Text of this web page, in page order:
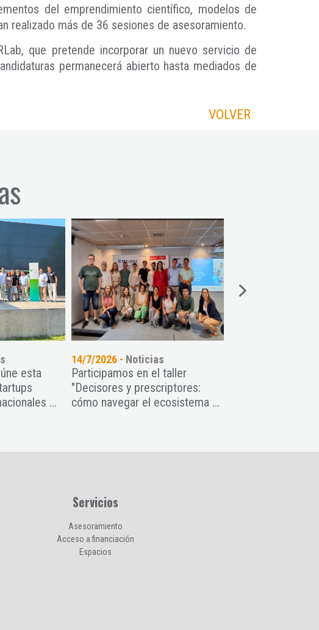
del emprendimiento científico, modelos de
realizado más de 36 sesiones de asesoramiento.
que pretende incorporar un nuevo servicio de
permanecerá abierto hasta mediados de
VOLVER
esta
...
14/7/2026 - Noticias
Participamos en el taller
"Decisores y prescriptores:
cómo navegar el ecosistema ...
Servicios
Asesoramiento
Acceso a financiación
Espacios